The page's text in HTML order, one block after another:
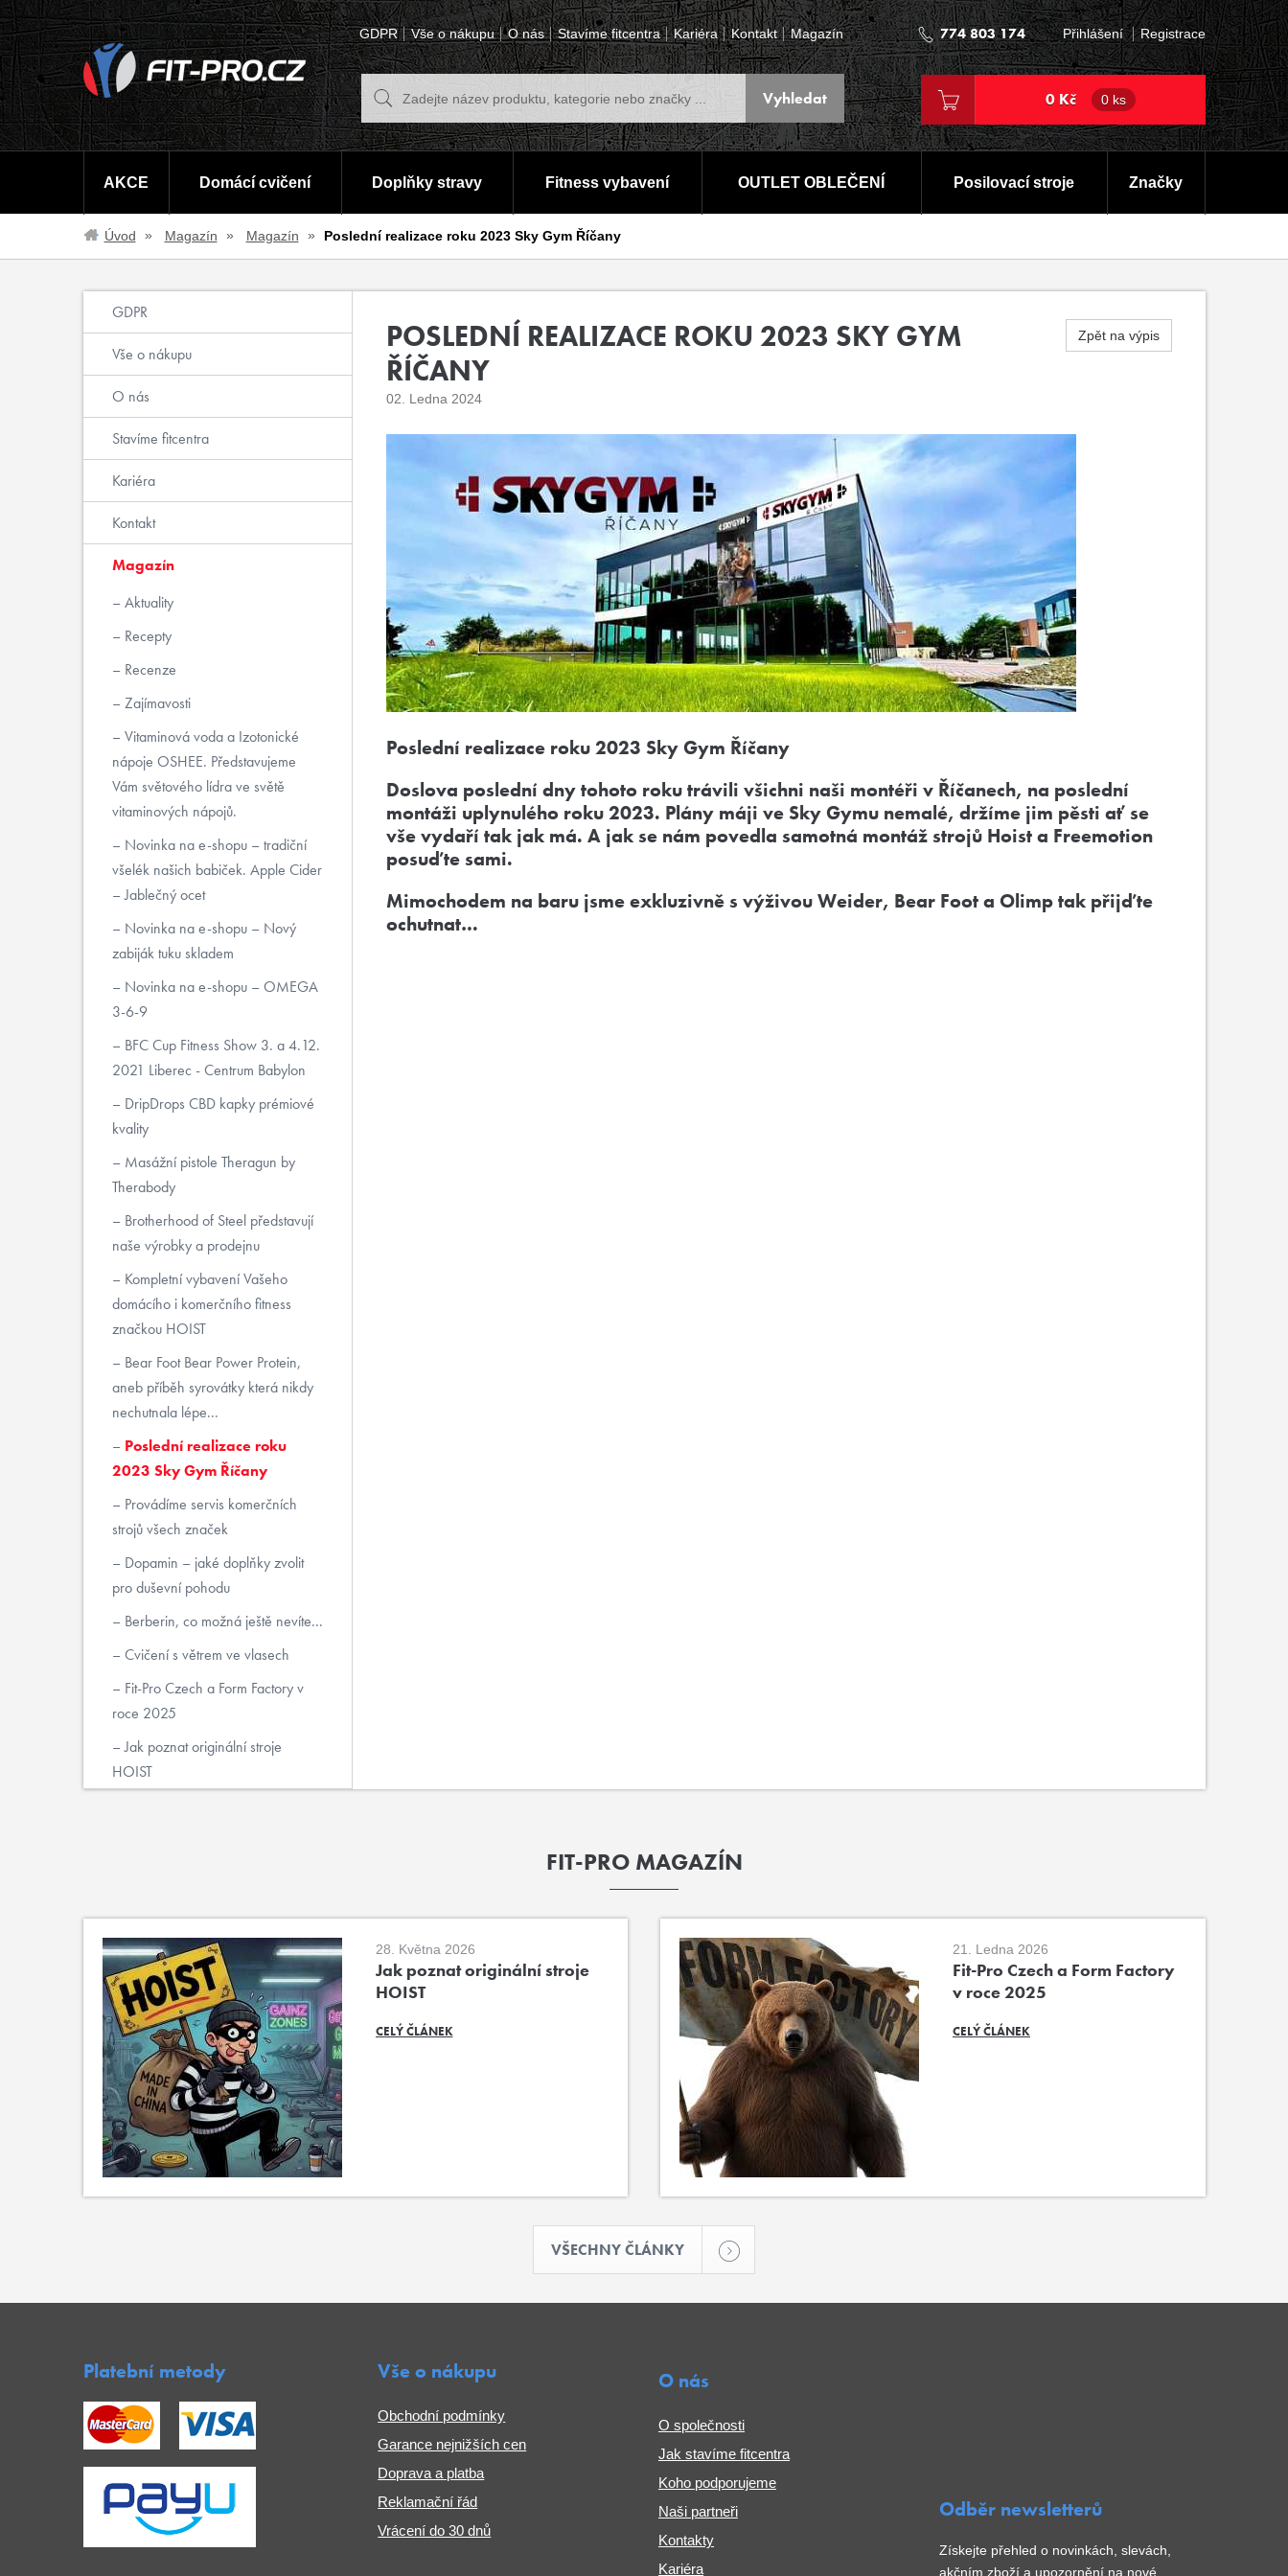
GDPR Vše o nákupu O nás Stavíme fitcentra Kariéra Kontakt Magazín 774 803 174 Přihlášení Registrace
0 Kč 0 ks
AKCE Domácí cvičení Doplňky stravy Fitness vybavení OUTLET OBLEČENÍ Posilovací stroje Značky
Úvod Magazín Magazín Poslední realizace roku 2023 Sky Gym Říčany
Zpět na výpis
POSLEDNÍ REALIZACE ROKU 2023 SKY GYM
ŘÍČANY
02. Ledna 2024
Poslední realizace roku 2023 Sky Gym Říčany
Doslova poslední dny tohoto roku trávili všichni naši montéři v Říčanech, na poslední
montáži uplynulého roku 2023. Plány máji ve Sky Gymu nemalé, držíme jim pěsti ať se
vše vydaří tak jak má. A jak se nám povedla samotná montáž strojů Hoist a Freemotion
posuďte sami.
Mimochodem na baru jsme exkluzivně s výživou Weider, Bear Foot a Olimp tak přijďte
ochutnat…
GDPR
Vše o nákupu
O nás
Stavíme fitcentra
Kariéra
Kontakt
Magazín
Aktuality
Recepty
Recenze
Zajímavosti
Vitaminová voda a Izotonické
nápoje OSHEE. Představujeme
Vám světového lídra ve světě
vitaminových nápojů.
Novinka na e-shopu – tradiční
všelék našich babiček. Apple Cider
– Jablečný ocet
Novinka na e-shopu – Nový
zabiják tuku skladem
Novinka na e-shopu – OMEGA
3-6-9
BFC Cup Fitness Show 3. a 4.12.
2021 Liberec - Centrum Babylon
DripDrops CBD kapky prémiové
kvality
Masážní pistole Theragun by
Therabody
Brotherhood of Steel představují
naše výrobky a prodejnu
Kompletní vybavení Vašeho
domácího i komerčního fitness
značkou HOIST
Bear Foot Bear Power Protein,
aneb příběh syrovátky která nikdy
nechutnala lépe...
Poslední realizace roku
2023 Sky Gym Říčany
Provádíme servis komerčních
strojů všech značek
Dopamin – jaké doplňky zvolit
pro duševní pohodu
Berberin, co možná ještě nevíte...
Cvičení s větrem ve vlasech
Fit-Pro Czech a Form Factory v
roce 2025
Jak poznat originální stroje
HOIST
FIT-PRO MAGAZÍN
28. Května 2026
Jak poznat originální stroje
HOIST
CELÝ ČLÁNEK
21. Ledna 2026
Fit-Pro Czech a Form Factory
v roce 2025
CELÝ ČLÁNEK
VŠECHNY ČLÁNKY
Platební metody Vše o nákupu
Obchodní podmínky
Garance nejnižších cen
Doprava a platba
Reklamační řád
Vrácení do 30 dnů
O nás
O společnosti
Jak stavíme fitcentra
Koho podporujeme
Naši partneři
Kontakty
Kariéra
Odběr newsletterů
Získejte přehled o novinkách, slevách,
akčním zboží a upozornění na nové